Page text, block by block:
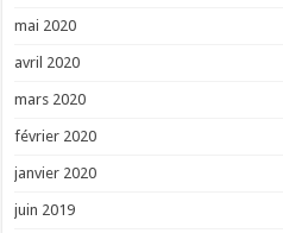
mai 2020
avril 2020
mars 2020
février 2020
janvier 2020
juin 2019